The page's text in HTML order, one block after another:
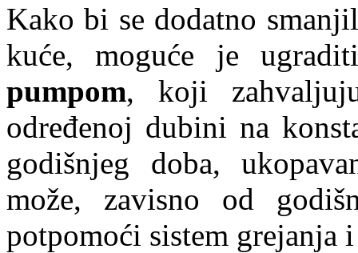
Kako bi se dodatno
kuće, moguće je
pumpom, koji
određenoj dubini na
godišnjeg doba,
može, zavisno od
potpomoći sistem grejanja